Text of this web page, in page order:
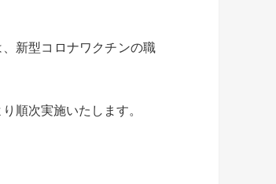
新型コロナワクチンの職
順次実施いたします。